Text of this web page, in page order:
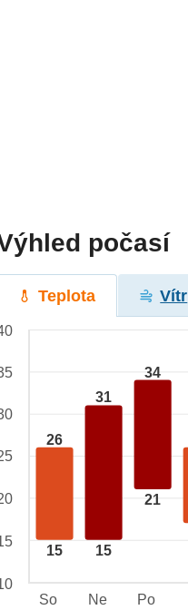
počasí
Teplota Vítr
26
15
31
15
34
21
So
Ne Po